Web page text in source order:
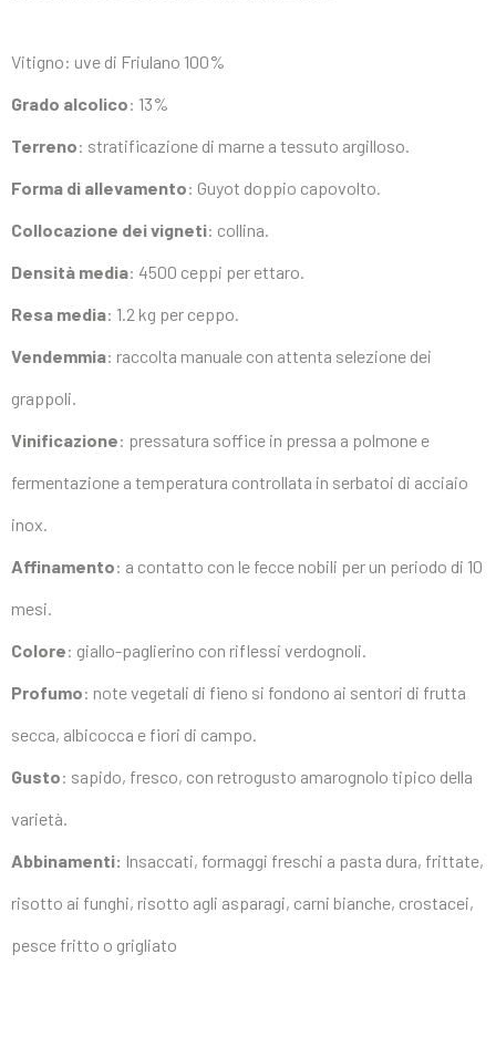
Vitigno: uve di Friulano 100%
Grado alcolico: 13%
Terreno: stratificazione di marne a tessuto argilloso.
Forma di allevamento: Guyot doppio capovolto.
Collocazione dei vigneti: collina.
Densità media: 4500 ceppi per ettaro.
Resa media: 1.2 kg per ceppo.
Vendemmia: raccolta manuale con attenta selezione dei
grappoli.
Vinificazione: pressatura soffice in pressa a polmone e
fermentazione a temperatura controllata in serbatoi di acciaio
inox.
Affinamento: a contatto con le fecce nobili per un periodo di 10
mesi.
Colore: giallo-paglierino con riflessi verdognoli.
Profumo: note vegetali di fieno si fondono ai sentori di frutta
secca, albicocca e fiori di campo.
Gusto: sapido, fresco, con retrogusto amarognolo tipico della
varietà.
Abbinamenti: Insaccati, formaggi freschi a pasta dura, frittate,
risotto ai funghi, risotto agli asparagi, carni bianche, crostacei,
pesce fritto o grigliato